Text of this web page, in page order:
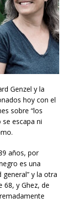
Genzel y la
hoy con el
sobre “los
escapa ni
años, por
es una
y la otra
68, y Ghez, de